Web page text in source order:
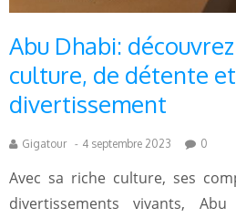
Abu Dhabi:
culture, de détente
divertissement
Gigatour - 4 septembre 2023 0
Avec sa riche culture, ses
divertissements vivants,